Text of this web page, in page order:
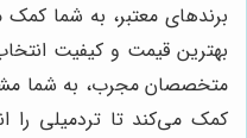
برندهای معتبر، به شما
بهترین قیمت و کیفیت
متخصصان مجرب، به شما
کمک می‌کند تا تردمیلی را